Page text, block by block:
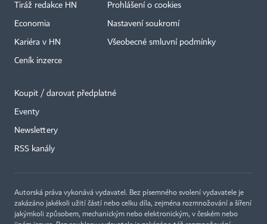
Tiráž redakce HN
Economia
Kariéra v HN
Ceník inzerce
Prohlášení o cookies
Nastavení soukromí
Všeobecné smluvní podmínky
Koupit / darovat předplatné
Eventy
Newslettery
RSS kanály
Autorská práva vykonává vydavatel. Bez písemného svolení vydavatele je
zakázáno jakékoli užití částí nebo celku díla, zejména rozmnožování a šíření
jakýmkoli způsobem, mechanickým nebo elektronickým, v českém nebo